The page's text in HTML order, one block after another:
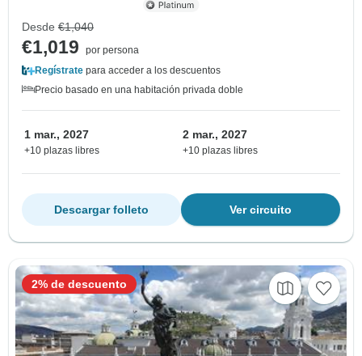
Desde €1,040
€1,019
por persona
Regístrate para acceder a los descuentos
Precio basado en una habitación privada doble
1 mar., 2027
+10 plazas libres
2 mar., 2027
+10 plazas libres
Ver circuito
Descargar folleto
2% de descuento